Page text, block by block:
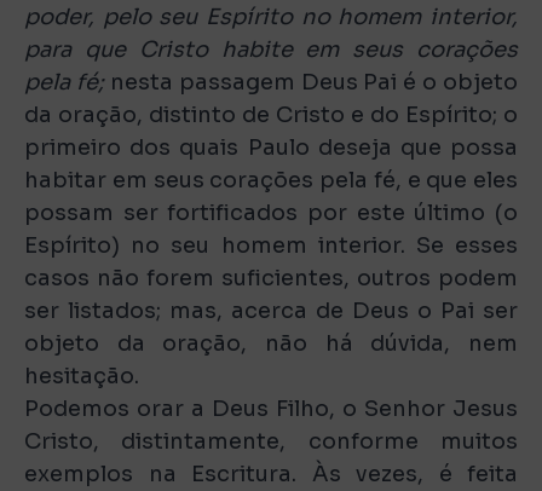
poder, pelo seu Espírito no homem interior,
para que Cristo habite em seus corações
pela fé;nesta passagem Deus Pai é o objeto
da oração, distinto de Cristo e do Espírito; o
primeiro dos quais Paulo deseja que possa
habitar em seus corações pela fé, e que eles
possam ser fortificados por este último (o
Espírito) no seu homem interior. Se esses
casos não forem suficientes, outros podem
ser listados; mas, acerca de Deus o Pai ser
objeto da oração, não há dúvida, nem
hesitação.
Podemos orar a Deus Filho, o Senhor Jesus
Cristo, distintamente, conforme muitos
exemplos na Escritura. Às vezes, é feita